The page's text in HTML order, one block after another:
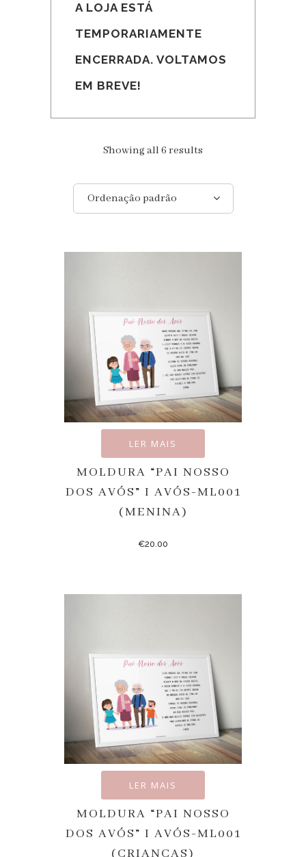
A LOJA ESTÁ
TEMPORARIAMENTE
ENCERRADA. VOLTAMOS
EM BREVE!
Showing all 6 results
Ordenação padrão
LER MAIS
MOLDURA “PAI NOSSO
DOS AVÓS” I AVÓS-ML001
(MENINA)
€20.00
LER MAIS
MOLDURA “PAI NOSSO
DOS AVÓS” I AVÓS-ML001